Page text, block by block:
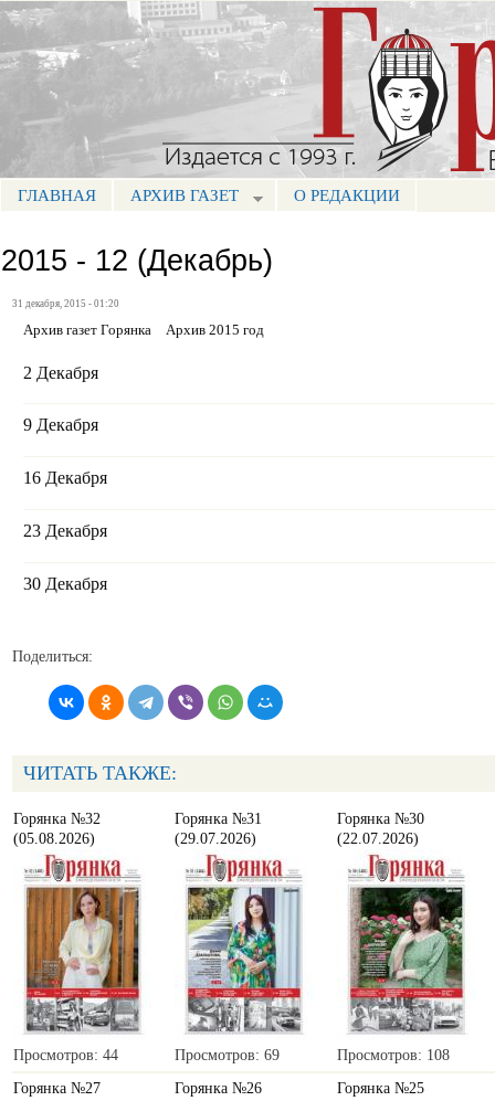
Портал СМИ КБР
МЕНЮ ГОРЯНКА
ГЛАВНАЯ АРХИВ ГАЗЕТ О РЕДАКЦИИ
2015 - 12 (Декабрь)
31 декабря, 2015 - 01:20
Архив газет Горянка Архив 2015 год
2 Декабря
9 Декабря
16 Декабря
23 Декабря
30 Декабря
Поделиться:
ЧИТАТЬ ТАКЖЕ:
Горянка №32
(05.08.2026)
Просмотров: 44
Горянка №31
(29.07.2026)
Просмотров: 69
Горянка №30
(22.07.2026)
Просмотров: 108
Горянка №27
Горянка №26
Горянка №25